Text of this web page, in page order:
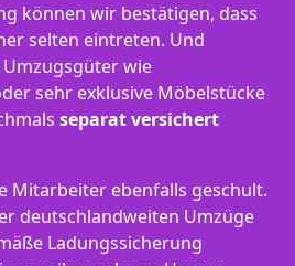
können wir bestätigen, dass
selten eintreten. Und
wie
sehr exklusive Möbelstücke
separat versichert
Mitarbeiter ebenfalls geschult.
deutschlandweiten Umzüge
Ladungssicherung